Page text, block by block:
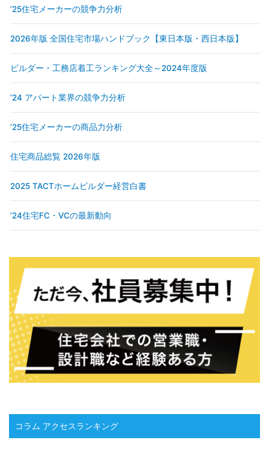
’25住宅メーカーの競争力分析
2026年版 全国住宅市場ハンドブック【東日本版・西日本版】
ビルダー・工務店着工ランキング大全～2024年度版
’24 アパート業界の競争力分析
’25住宅メーカーの商品力分析
住宅商品総覧 2026年版
2025 TACTホームビルダー経営白書
’24住宅FC・VCの最新動向
コラム アクセスランキング